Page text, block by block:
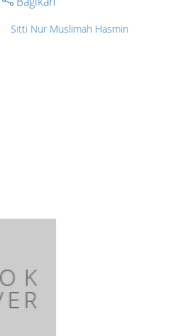
Sitti Nur Muslimah Hasmin